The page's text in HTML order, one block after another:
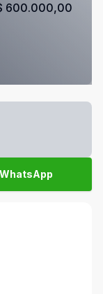
600.000,00
WhatsApp